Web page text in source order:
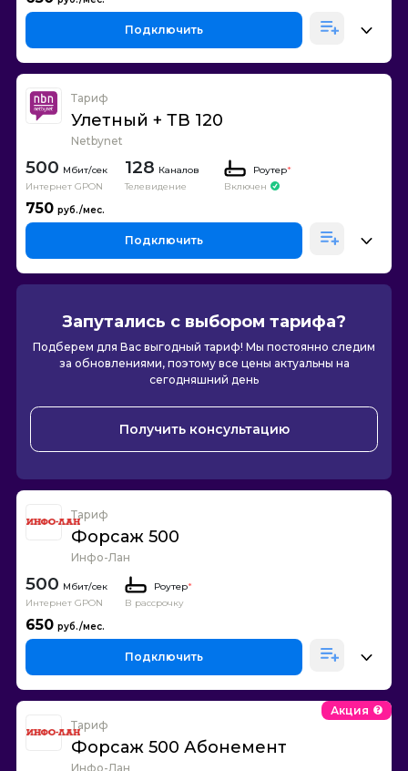
Подключить
Тариф
Улетный + ТВ 120
Netbynet
500
Интернет GPON
128 Каналов
Телевидение
Роутер*
Включен
750
Подключить
Запутались с выбором тарифа?
Подберем для Вас выгодный тариф! Мы постоянно следим
за обновлениями, поэтому все цены актуальны на
сегодняшний день
Получить консультацию
Тариф
Форсаж 500
Инфо-Лан
500
Интернет GPON
Роутер*
В рассрочку
650
Подключить
Тариф
Форсаж 500 Абонемент
Инфо-Лан
Акция